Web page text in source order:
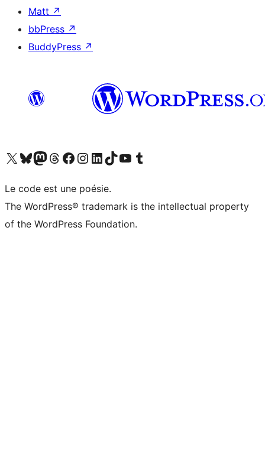
Matt ↗
bbPress ↗
BuddyPress ↗
Visit our X (formerly Twitter) account
Visitez notre compte Bluesky
Visit our Mastodon account
Visitez notre compte Threads
Visit our Facebook page
Visit our Instagram account
Visit our LinkedIn account
Visitez notre compte TikTok
Visit our YouTube channel
Visitez notre compte Tumblr
Le code est une poésie.
The WordPress® trademark is the intellectual property
of the WordPress Foundation.